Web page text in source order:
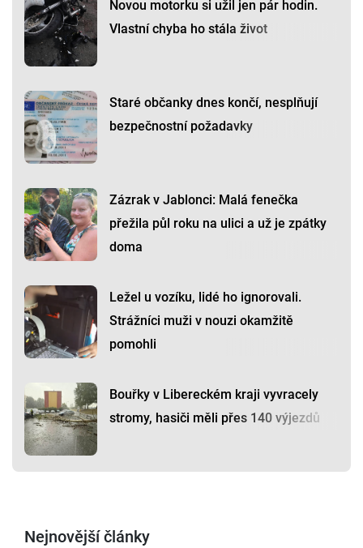
Novou motorku si užil jen pár hodin.
Vlastní chyba ho stála život
Staré občanky dnes končí, nesplňují
bezpečnostní požadavky
Zázrak v Jablonci: Malá fenečka
přežila půl roku na ulici a už je zpátky
doma
Ležel u vozíku, lidé ho ignorovali.
Strážníci muži v nouzi okamžitě
pomohli
Bouřky v Libereckém kraji vyvracely
stromy, hasiči měli přes 140 výjezdů
Nejnovější články